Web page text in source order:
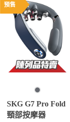
預售
SKG G7 Pro Fold
頸部按摩器